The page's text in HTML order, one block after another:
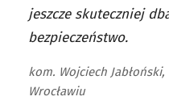
jeszcze skuteczniej
bezpieczeństwo.
kom. Wojciech
Wrocławiu